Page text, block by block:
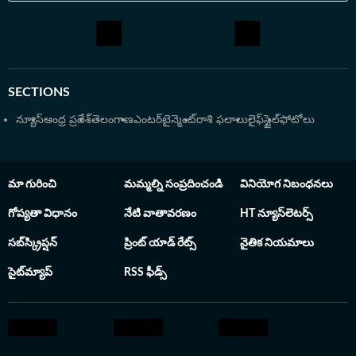
అందుకున్నారు. పలుమార్లు హెచ్​టీ ఇన్​స్టా అవార్డులు
పట్టా పొందారు. తెలుగు విశ్వవిద్యాలయం నుంచి జర్నలిజం అండ్
మాస్ కమ్యూనికేషన్ లో పీజీ పూర్తి చేశారు. అకడమిక్స్ లో మంచి
SECTIONS
న్యూస్ఆంధ్ర ప్రదేశ్తెలంగాణఎంటర్‌టైన్మెంట్రాశి ఫలాలులైఫ్‌స్టైల్ఫోటోలు
మా గురించి మమ్మల్ని సంప్రదించండి వినియోగ నిబంధనలు
గోప్యతా విధానం నేటి వాతావరణం HT న్యూస్‌లెటర్స్
సబ్‌స్క్రిప్షన్ ప్రింట్ యాడ్ రేట్స్ నైతిక నియమాలు
సైట్‌మ్యాప్ RSS ఫీడ్స్